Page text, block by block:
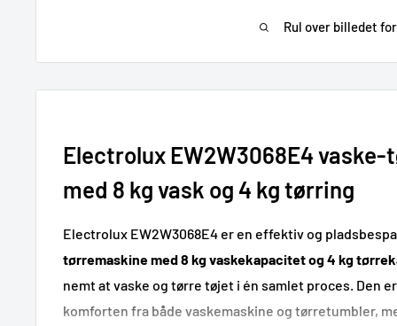
Rul over billedet
Electrolux EW2W3068E4
med 8 kg vask og 4 kg tørring
Electrolux EW2W3068E4 er en effektiv og
tørremaskine med 8 kg vaskekapacitet og 4 kg
nemt at vaske og tørre tøjet i én samlet proces. Den
komforten fra både vaskemaskine og tørretumbler,